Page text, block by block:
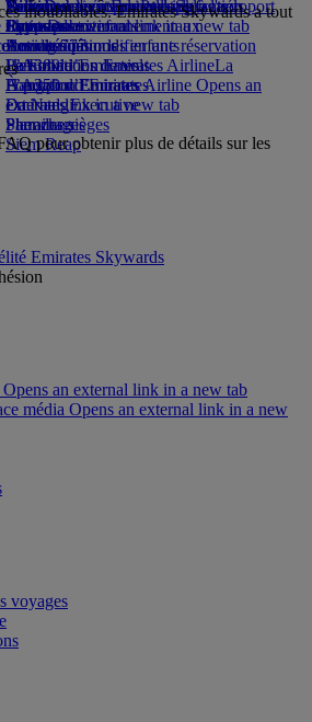
Parking à l'aéroportParking à l'aéroport
Opens an external link in a new tab
Boissons
flotte
Boeing 777
L’A380 d’Emirates
L’A350 d’Emirates
Emirates Executive
Plan des sièges
Divertissements pour les enfants
Jouets pour enfants
Activités pour les enfants
Politique environnementale
Rapports environnementaux
La Fondation Emirates AirlineLa
Fondation Emirates Airline Opens an
external link in a new tab
Parrainages
Nice-Dubai
Lyon-Dubai
destinations
Helsinki
Hangzhou
Da Nang
Shenzhen
Siem Reap
Se connecter à Emirates Skywards
Skywards+
Téléphone portable et l'application
Emirates
Annuler ou modifier une réservation
Perturbations de vols
À propos d’Emirates
inoubliables. Emirates Skywards a tout
pour obtenir plus de détails sur les
Emirates Skywards
Opens an external link in a new tab
média Opens an external link in a new
voyages